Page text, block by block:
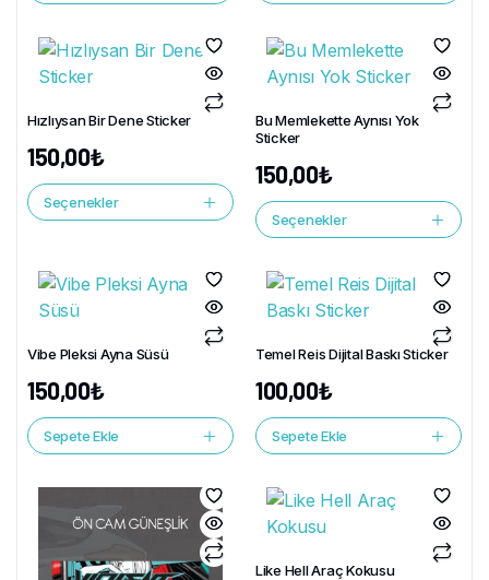
Hızlıysan Bir Dene Sticker
150,00₺
Seçenekler
Bu Memlekette Aynısı Yok
Sticker
150,00₺
Seçenekler
Vibe Pleksi Ayna Süsü
150,00₺
Sepete Ekle
Temel Reis Dijital Baskı Sticker
100,00₺
Sepete Ekle
Like Hell Araç Kokusu